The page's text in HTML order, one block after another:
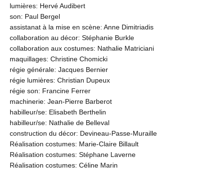
lumières: Hervé Audibert
son: Paul Bergel
assistanat à la mise en scène: Anne Dimitriadis
collaboration au décor: Stéphanie Burkle
collaboration aux costumes: Nathalie Matriciani
maquillages: Christine Chomicki
régie générale: Jacques Bernier
régie lumières: Christian Dupeux
régie son: Francine Ferrer
machinerie: Jean-Pierre Barberot
habilleur/se: Elisabeth Berthelin
habilleur/se: Nathalie de Belleval
construction du décor: Devineau-Passe-Muraille
Réalisation costumes: Marie-Claire Billault
Réalisation costumes: Stéphane Laverne
Réalisation costumes: Céline Marin